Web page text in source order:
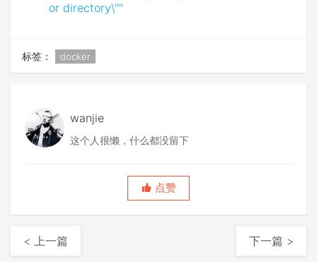
or directory\""
标签： docker
wanjie
这个人很懒，什么都没留下
点赞
< 上一篇 下一篇 >